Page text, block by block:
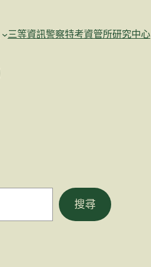
三等資訊警察特考資管所研究中心
搜尋